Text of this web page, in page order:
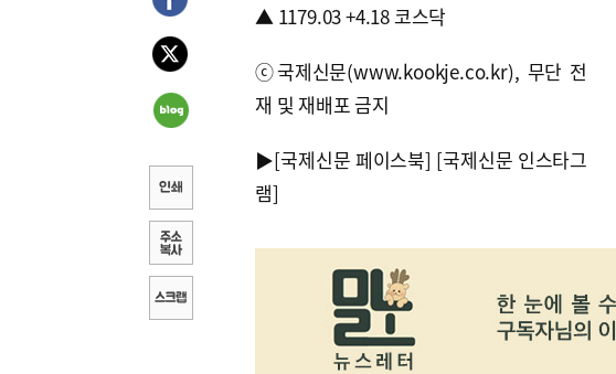
▲ 1179.03 +4.18 코스닥
ⓒ국제신문(www.kookje.co.kr), 무단 전
재 및 재배포 금지
▶[국제신문 페이스북] [국제신문 인스타그
램]